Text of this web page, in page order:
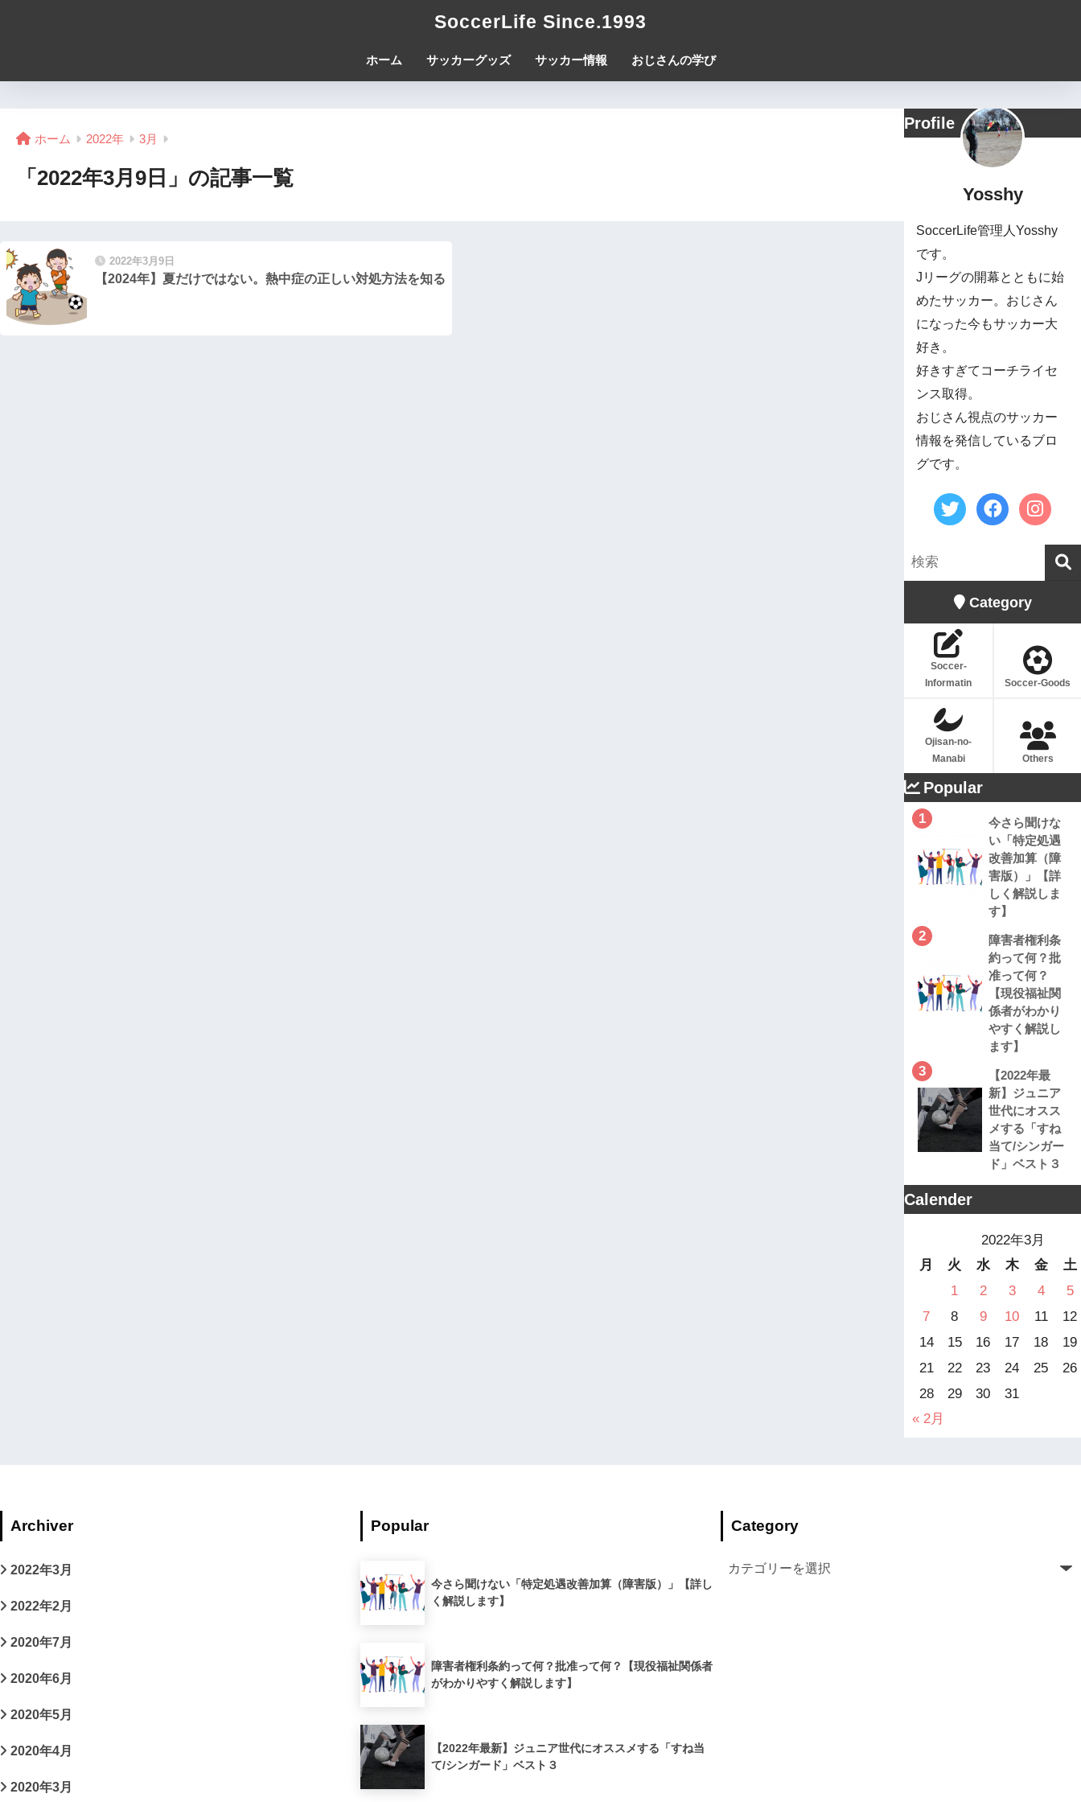
SoccerLife Since.1993
ホーム サッカーグッズ サッカー情報 おじさんの学び
ホーム 2022年 3月
「2022年3月9日」の記事一覧
2022年3月9日
【2024年】夏だけではない。熱中症の正しい対処方法を知る
Profile
Yosshy
SoccerLife管理人Yosshy
です。
Jリーグの開幕とともに始
めたサッカー。おじさん
になった今もサッカー大
好き。
好きすぎてコーチライセ
ンス取得。
おじさん視点のサッカー
情報を発信しているブロ
グです。
Category
Soccer-
Informatin
Soccer-Goods
Ojisan-no-
Manabi
Others
Popular
1
今さら聞けな
い「特定処遇
改善加算（障
害版）」【詳
しく解説しま
す】
2
障害者権利条
約って何？批
准って何？
【現役福祉関
係者がわかり
やすく解説し
ます】
3
【2022年最
新】ジュニア
世代にオスス
メする「すね
当て/シンガー
ド」ベスト３
Calender
2022年3月
月
火 水 木 金
土
1
2 3 4
5
7
8 9 10 11
12
14
15 16 17 18
19
21
22 23 24 25
26
28
29 30
31
« 2月
Archiver
2022年3月
2022年2月
2020年7月
2020年6月
2020年5月
2020年4月
2020年3月
Popular
今さら聞けない「特定処遇改善加算（障害版）」【詳し
く解説します】
障害者権利条約って何？批准って何？【現役福祉関係者
がわかりやすく解説します】
【2022年最新】ジュニア世代にオススメする「すね当
て/シンガード」ベスト３
Category